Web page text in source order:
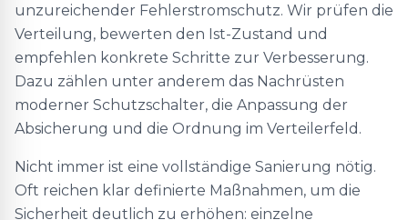
unzureichender Fehlerstromschutz. Wir prüfen die
Verteilung, bewerten den Ist-Zustand und
empfehlen konkrete Schritte zur Verbesserung.
Dazu zählen unter anderem das Nachrüsten
moderner Schutzschalter, die Anpassung der
Absicherung und die Ordnung im Verteilerfeld.
Nicht immer ist eine vollständige Sanierung nötig.
Oft reichen klar definierte Maßnahmen, um die
Sicherheit deutlich zu erhöhen: einzelne